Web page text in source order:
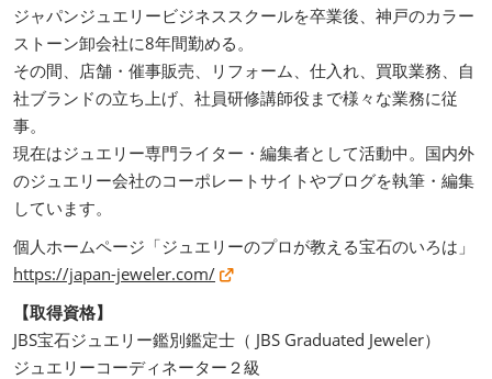
ジャパンジュエリービジネススクールを卒業後、神戸のカラー
ストーン卸会社に8年間勤める。
その間、店舗・催事販売、リフォーム、仕入れ、買取業務、自
社ブランドの立ち上げ、社員研修講師役まで様々な業務に従
事。
現在はジュエリー専門ライター・編集者として活動中。国内外
のジュエリー会社のコーポレートサイトやブログを執筆・編集
しています。
個人ホームページ「ジュエリーのプロが教える宝石のいろは」
https://japan-jeweler.com/
【取得資格】
JBS宝石ジュエリー鑑別鑑定士（ JBS Graduated Jeweler）
ジュエリーコーディネーター２級